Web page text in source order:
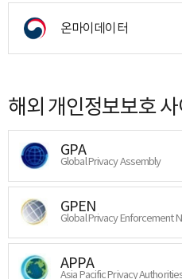
온마이데이터
해외 개인정보보호
GPA
Global Privacy Assembly
GPEN
Global Privacy Enforcement
APPA
Asia Pacific Privacy